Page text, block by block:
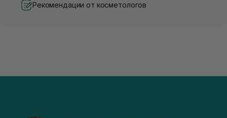
Рекомендации от косметологов